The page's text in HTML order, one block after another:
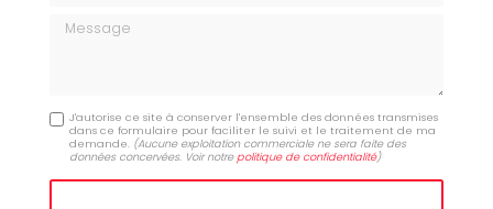
Message
J'autorise ce site à conserver l'ensemble des données transmises
dans ce formulaire pour faciliter le suivi et le traitement de ma
demande. (Aucune exploitation commerciale ne sera faite des
données concervées. Voir notrepolitique de confidentialité)